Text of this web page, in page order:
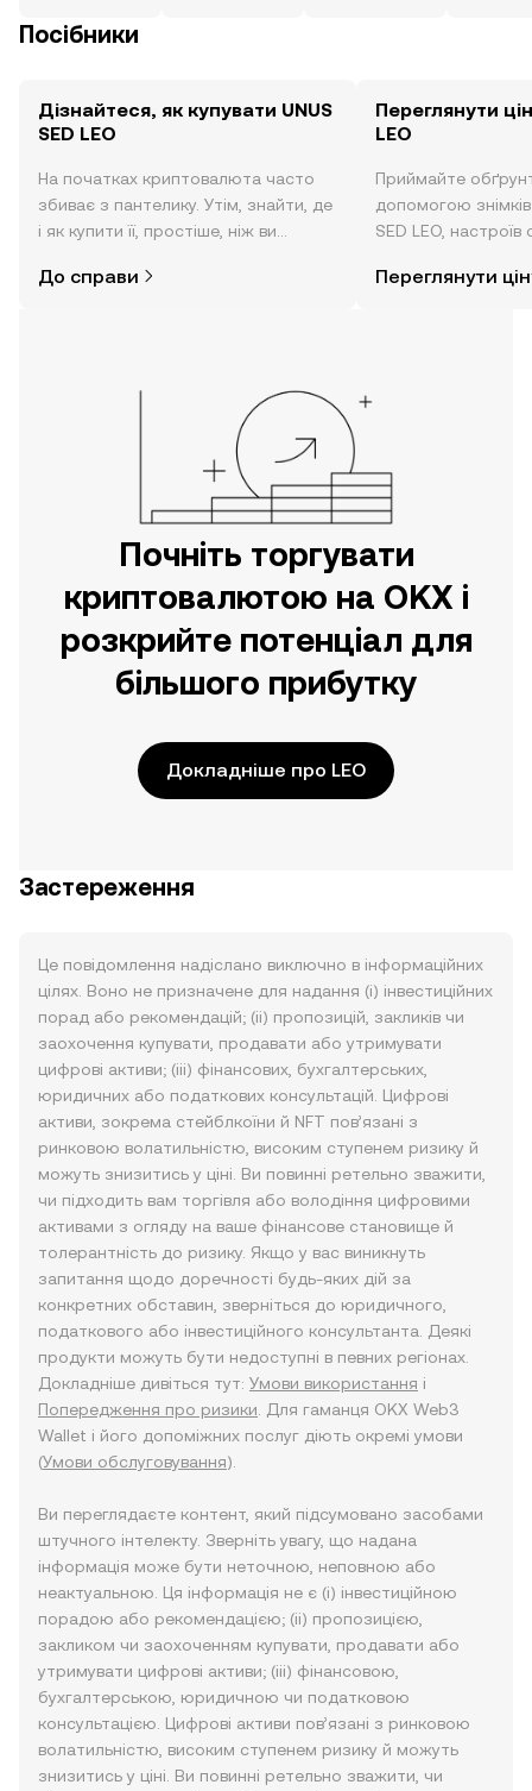
Посібники
Дізнайтеся, як купувати UNUS
SED LEO
На початках криптовалюта часто
збиває з пантелику. Утім, знайти, де
і як купити її, простіше, ніж ви
за допомогою застосунку OKX для
До справи
Переглянути
LEO
Приймайте
допомогою знімків
SED LEO, настроїв
Переглянути
Почніть торгувати
криптовалютою на OKX і
розкрийте потенціал для
більшого прибутку
Докладніше про LEO
Застереження
Це повідомлення надіслано виключно в інформаційних
цілях. Воно не призначене для надання (i) інвестиційних
порад або рекомендацій; (ii) пропозицій, закликів чи
заохочення купувати, продавати або утримувати
цифрові активи; (iii) фінансових, бухгалтерських,
юридичних або податкових консультацій. Цифрові
активи, зокрема стейблкоїни й NFT пов’язані з
ринковою волатильністю, високим ступенем ризику й
можуть знизитись у ціні. Ви повинні ретельно зважити,
чи підходить вам торгівля або володіння цифровими
активами з огляду на ваше фінансове становище й
толерантність до ризику. Якщо у вас виникнуть
запитання щодо доречності будь-яких дій за
конкретних обставин, зверніться до юридичного,
податкового або інвестиційного консультанта. Деякі
продукти можуть бути недоступні в певних регіонах.
Докладніше дивіться тут: Умови використання і
Попередження про ризики . Для гаманця OKX Web3
Wallet і його допоміжних послуг діють окремі умови
(Умови обслуговування).
Ви переглядаєте контент, який підсумовано засобами
штучного інтелекту. Зверніть увагу, що надана
інформація може бути неточною, неповною або
неактуальною. Ця інформація не є (i) інвестиційною
порадою або рекомендацією; (ii) пропозицією,
закликом чи заохоченням купувати, продавати або
утримувати цифрові активи; (iii) фінансовою,
бухгалтерською, юридичною чи податковою
консультацією. Цифрові активи пов’язані з ринковою
волатильністю, високим ступенем ризику й можуть
знизитись у ціні. Ви повинні ретельно зважити, чи